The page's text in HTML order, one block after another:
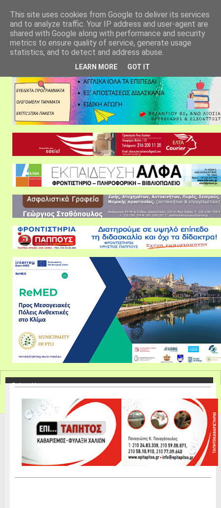
This site uses cookies from Google to deliver its services
and to analyze traffic. Your IP address and user-agent are
shared with Google along with performance and security
metrics to ensure quality of service, generate usage
statistics, and to detect and address abuse.
LEARN MORE GOT IT